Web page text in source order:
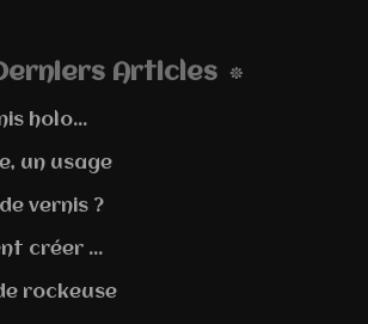
Articles
holo...
un usage
vernis ?
créer ...
rockeuse